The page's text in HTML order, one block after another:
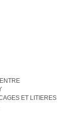
ET LITIERES